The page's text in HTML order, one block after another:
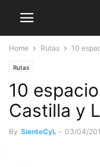
Home Rutas 10
Rutas
10
Castilla y
By SienteCyL - 03/04/